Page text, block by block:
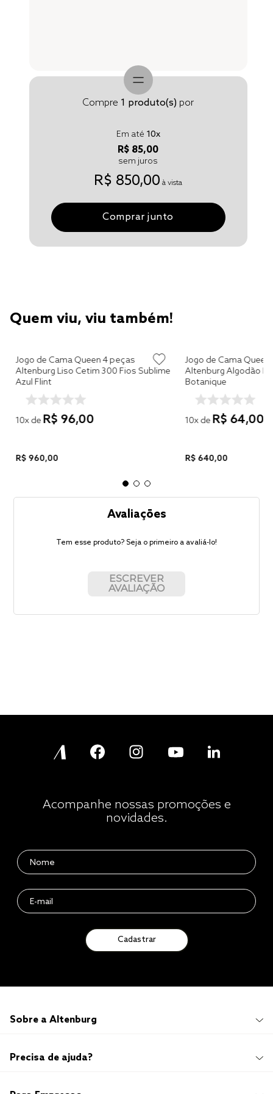
Compre 1 produto(s) por
Em até 10x
R$ 85,00
sem juros
R$ 850,00 à vista
Comprar junto
Quem viu, viu também!
Jogo de Cama Queen 4 peças
Altenburg Liso Cetim 300 Fios Sublime
Azul Flint
10x de R$ 96,00
R$ 960,00
Jogo de Cama Queen
Altenburg Algodão
Botanique
10x de R$ 64,00
R$ 640,00
Avaliações
Tem esse produto? Seja o primeiro a avaliá-lo!
ESCREVER
AVALIAÇÃO
Acompanhe nossas promoções e
novidades.
Cadastrar
Sobre a Altenburg
Institucional
Imprensa
Precisa de ajuda?